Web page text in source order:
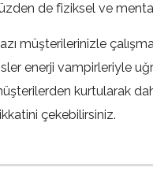
de fiziksel ve
müşterilerinizle
enerji vampirleriyle
kurtularak
çekebilirsiniz.